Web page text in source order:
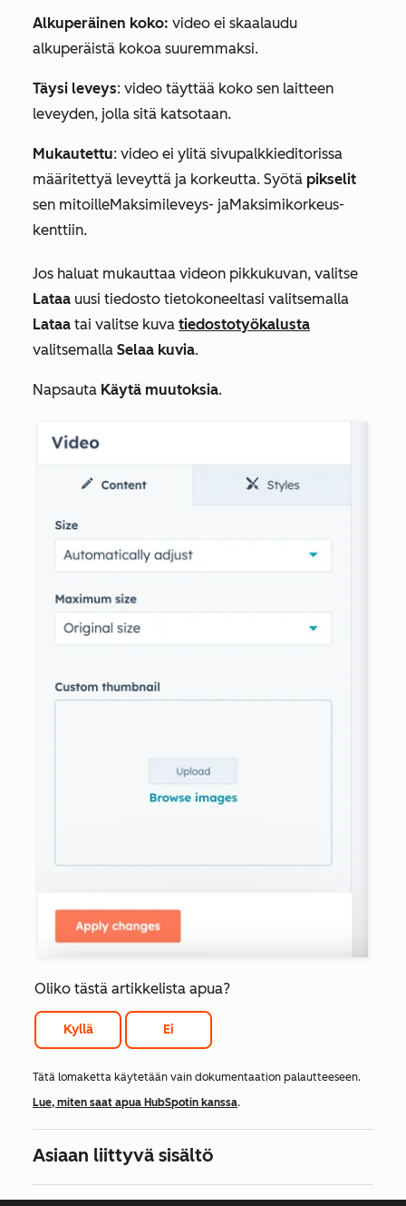
Alkuperäinen koko: video ei skaalaudu
alkuperäistä kokoa suuremmaksi.
Täysi leveys: video täyttää koko sen laitteen
leveyden, jolla sitä katsotaan.
Mukautettu: video ei ylitä sivupalkkieditorissa
määritettyä leveyttä ja korkeutta. Syötä pikselit
sen mitoilleMaksimileveys- jaMaksimikorkeus-
kenttiin.
Jos haluat mukauttaa videon pikkukuvan, valitse
Lataa uusi tiedosto tietokoneeltasi valitsemalla
Lataa tai valitse kuva tiedostotyökalusta
valitsemalla Selaa kuvia.
Napsauta Käytä muutoksia.
Oliko tästä artikkelista apua?
Kyllä Ei
Tätä lomaketta käytetään vain dokumentaation palautteeseen.
Lue, miten saat apua HubSpotin kanssa.
Asiaan liittyvä sisältö